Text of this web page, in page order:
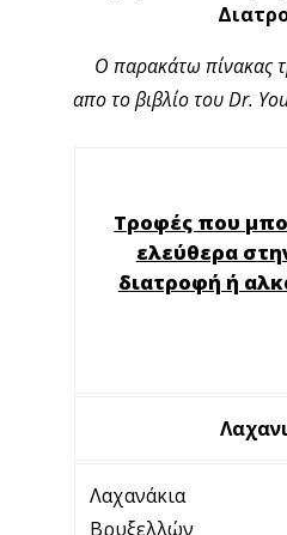
O παρακάτω πίνακας
απο το βιβλίο του Dr.
Τροφές που
ελεύθερα
διατροφή ή
Λαχανάκια
Βρυξελλών